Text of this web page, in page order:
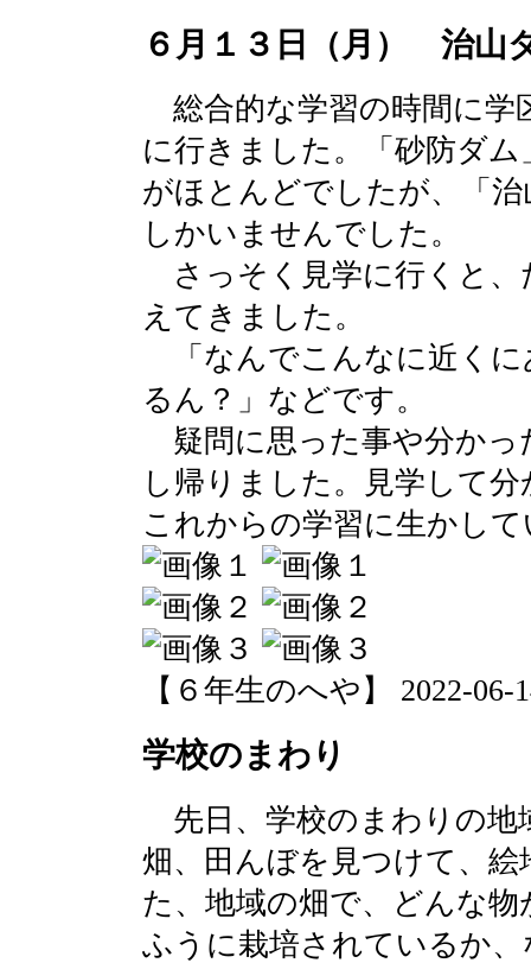
６月１３日（月） 治山
総合的な学習の時間に学
に行きました。「砂防ダ
がほとんどでしたが、「
しかいませんでした。
さっそく見学に行くと、
えてきました。
「なんでこんなに近くに
るん？」などです。
疑問に思った事や分かっ
し帰りました。見学して
これからの学習に生かし
【６年生のへや】 2022-06-
学校のまわり
先日、学校のまわりの地
畑、田んぼを見つけて、
た、地域の畑で、どんな
ふうに栽培されているか